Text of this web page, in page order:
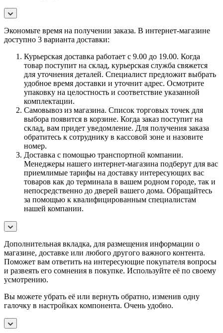
Экономьте время на получении заказа. В интернет-магазине
доступно 3 варианта доставки:
Курьерская доставка работает с 9.00 до 19.00. Когда
товар поступит на склад, курьерская служба свяжется
для уточнения деталей. Специалист предложит выбрать
удобное время доставки и уточнит адрес. Осмотрите
упаковку на целостность и соответствие указанной
комплектации.
Самовывоз из магазина. Список торговых точек для
выбора появится в корзине. Когда заказ поступит на
склад, вам придет уведомление. Для получения заказа
обратитесь к сотруднику в кассовой зоне и назовите
номер.
Доставка с помощью транспортной компании.
Менеджеры нашего интернет-магазина подберут для вас
приемлимые тарифы на доставку интересующих вас
товаров как до терминала в вашем родном городе, так и
непосредственно до дверей вашего дома. Обращайтесь
за помощью к квалифицированным специалистам
нашей компании.
Дополнительная вкладка, для размещения информации о
магазине, доставке или любого другого важного контента.
Поможет вам ответить на интересующие покупателя вопросы
и развеять его сомнения в покупке. Используйте её по своему
усмотрению.
Вы можете убрать её или вернуть обратно, изменив одну
галочку в настройках компонента. Очень удобно.